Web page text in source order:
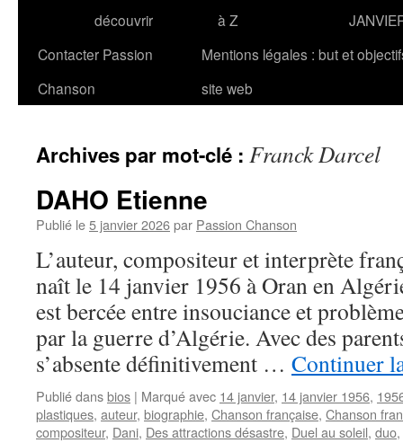
découvrir
à Z
Contacter Passion
Chanson
Mentions légales : but et
site web
Archives par mot-clé : Franck Darcel
DAHO Etienne
Publié le5 janvier 2026par Passion Chanson
L’auteur, compositeur et interprète
naît le 14 janvier 1956 à Oran en
est bercée entre insouciance et
par la guerre d’Algérie. Avec des
s’absente définitivement … Continuer
Publié dansbios | Marqué avec 14 janvier, 14 janvier 1956,
plastiques, auteur, biographie, Chanson française, Chanson
compositeur, Dani, Des attractions désastre, Duel au soleil, duo,